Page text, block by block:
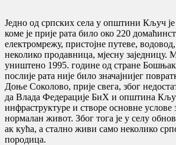
Једно од српских села у општини Кључ
коме је прије рата било око 220
електромрежу, пристојне путеве,
неколико продавница, мјесну заједницу.
уништено 1995. године од стране
послије рата није било значајнијег
Доње Соколово, прије свега, због
да Влада Федерације БиХ и општина
инфраструктуре и створе основне услове
нормалан живот. Због тога је у селу
ак кућа, а стално живи само неколико
породица.